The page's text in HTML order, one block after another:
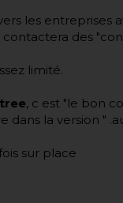
les entreprises
des
limité.
, c est "le bon
dans la version "
sur place